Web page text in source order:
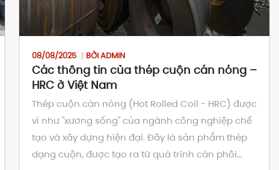
08/08/2025 BỞI ADMIN
Các thông tin của thép cuộn cán nóng –
HRC ở Việt Nam
Thép cuộn cán nóng (Hot Rolled Coil - HRC) được
ví như "xương sống" của ngành công nghiệp chế
tạo và xây dựng hiện đại. Đây là sản phẩm thép
dạng cuộn, được tạo ra từ quá trình cán phôi